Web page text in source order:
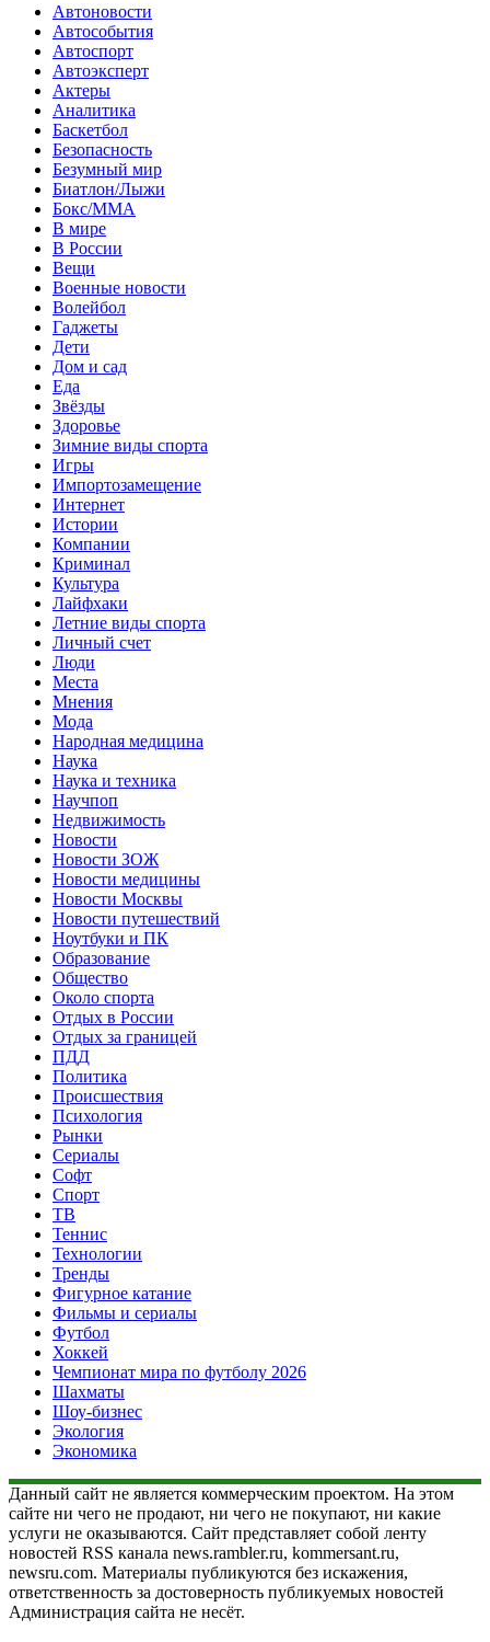
Автоновости
Автособытия
Автоспорт
Автоэксперт
Актеры
Аналитика
Баскетбол
Безопасность
Безумный мир
Биатлон/Лыжи
Бокс/MMA
В мире
В России
Вещи
Военные новости
Волейбол
Гаджеты
Дети
Дом и сад
Еда
Звёзды
Здоровье
Зимние виды спорта
Игры
Импортозамещение
Интернет
Истории
Компании
Криминал
Культура
Лайфхаки
Летние виды спорта
Личный счет
Люди
Места
Мнения
Мода
Народная медицина
Наука
Наука и техника
Научпоп
Недвижимость
Новости
Новости ЗОЖ
Новости медицины
Новости Москвы
Новости путешествий
Ноутбуки и ПК
Образование
Общество
Около спорта
Отдых в России
Отдых за границей
ПДД
Политика
Происшествия
Психология
Рынки
Сериалы
Софт
Спорт
ТВ
Теннис
Технологии
Тренды
Фигурное катание
Фильмы и сериалы
Футбол
Хоккей
Чемпионат мира по футболу 2026
Шахматы
Шоу-бизнес
Экология
Экономика
Данный сайт не является коммерческим проектом. На этом
сайте ни чего не продают, ни чего не покупают, ни какие
услуги не оказываются. Сайт представляет собой ленту
новостей RSS канала news.rambler.ru, kommersant.ru,
newsru.com. Материалы публикуются без искажения,
ответственность за достоверность публикуемых новостей
Администрация сайта не несёт.